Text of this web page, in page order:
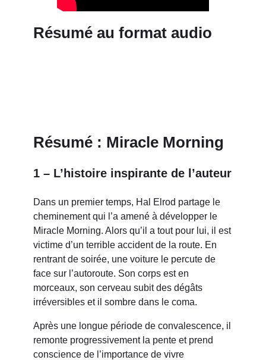
Résumé au format audio
Résumé : Miracle Morning
1 – L’histoire inspirante de l’auteur
Dans un premier temps, Hal Elrod partage le
cheminement qui l’a amené à développer le
Miracle Morning. Alors qu’il a tout pour lui, il est
victime d’un terrible accident de la route. En
rentrant de soirée, une voiture le percute de
face sur l’autoroute. Son corps est en
morceaux, son cerveau subit des dégâts
irréversibles et il sombre dans le coma.
Après une longue période de convalescence, il
remonte progressivement la pente et prend
conscience de l’importance de vivre